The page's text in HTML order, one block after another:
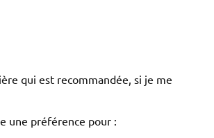
qui est recommandée, si je me
une préférence pour :